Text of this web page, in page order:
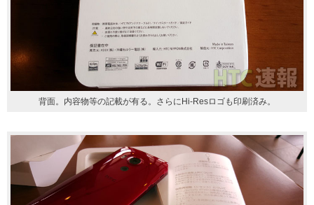
背面。内容物等の記載が有る。さらにHi-Resロゴも印刷済み。